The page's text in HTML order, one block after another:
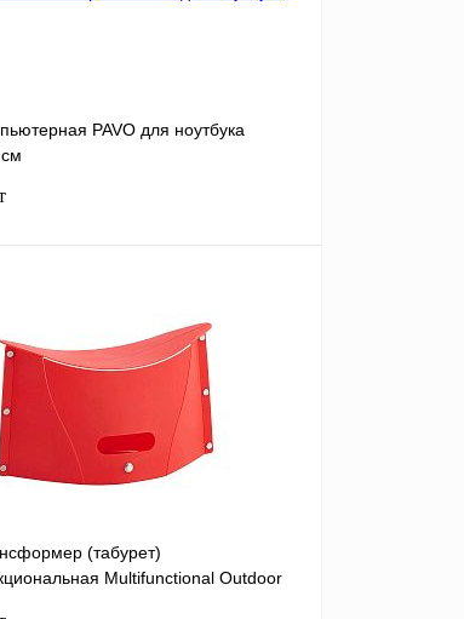
PAVO для ноутбука
наличии
(табурет)
Multifunctional Outdoor